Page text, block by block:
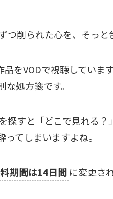
つ削られた心を、そっと
をVODで視聴してい
処方箋です。
探すと「どこで見れる
てしまいますよね。
期間は14日間 に変更さ